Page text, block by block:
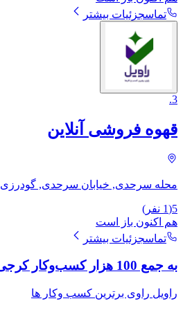
تماسجزئیات بیشتر
3
.
قهوه فروشی آنلاین
محله سرحدی, خیابان سرحدی, گودرزی
5
(
1 نفر)
هم اکنون باز است
تماسجزئیات بیشتر
به جمع 100 هزار کسب‌وکار کرجی در راویل بپیوندید
راویل راوی برترین کسب وکار ها